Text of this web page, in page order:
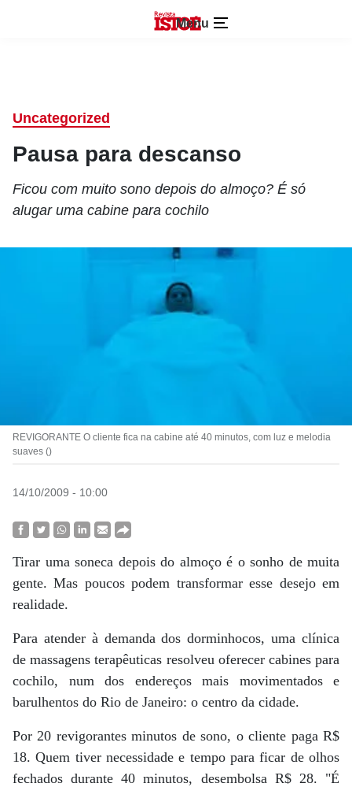
Menu
Uncategorized
Pausa para descanso
Ficou com muito sono depois do almoço? É só
alugar uma cabine para cochilo
REVIGORANTE O cliente fica na cabine até 40 minutos, com luz e melodia
suaves ()
14/10/2009 - 10:00
Tirar uma soneca depois do almoço é o sonho de muita
gente. Mas poucos podem transformar esse desejo em
realidade.
Para atender à demanda dos dorminhocos, uma clínica
de massagens terapêuticas resolveu oferecer cabines para
cochilo, num dos endereços mais movimentados e
barulhentos do Rio de Janeiro: o centro da cidade.
Por 20 revigorantes minutos de sono, o cliente paga R$
18. Quem tiver necessidade e tempo para ficar de olhos
fechados durante 40 minutos, desembolsa R$ 28. "É